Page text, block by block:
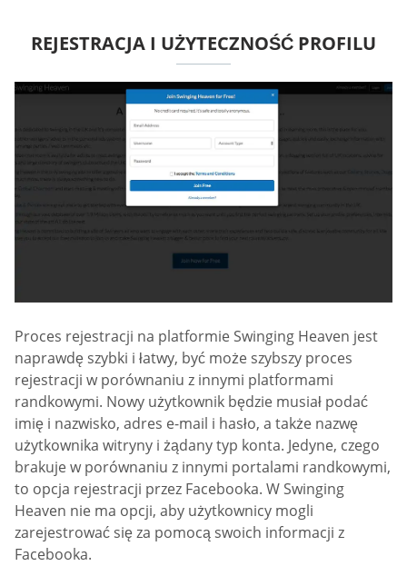
REJESTRACJA I UŻYTECZNOŚĆ PROFILU
Proces rejestracji na platformie Swinging Heaven jest
naprawdę szybki i łatwy, być może szybszy proces
rejestracji w porównaniu z innymi platformami
randkowymi. Nowy użytkownik będzie musiał podać
imię i nazwisko, adres e-mail i hasło, a także nazwę
użytkownika witryny i żądany typ konta. Jedyne, czego
brakuje w porównaniu z innymi portalami randkowymi,
to opcja rejestracji przez Facebooka. W Swinging
Heaven nie ma opcji, aby użytkownicy mogli
zarejestrować się za pomocą swoich informacji z
Facebooka.